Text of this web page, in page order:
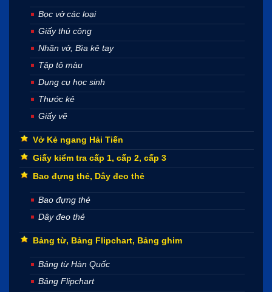
Bọc vở các loại
Giấy thủ công
Nhãn vở, Bìa kê tay
Tập tô màu
Dụng cụ học sinh
Thước kẻ
Giấy vẽ
Vở Kẻ ngang Hải Tiến
Giấy kiểm tra cấp 1, cấp 2, cấp 3
Bao đựng thẻ, Dây đeo thẻ
Bao đựng thẻ
Dây đeo thẻ
Bảng từ, Bảng Flipchart, Bảng ghim
Bảng từ Hàn Quốc
Bảng Flipchart